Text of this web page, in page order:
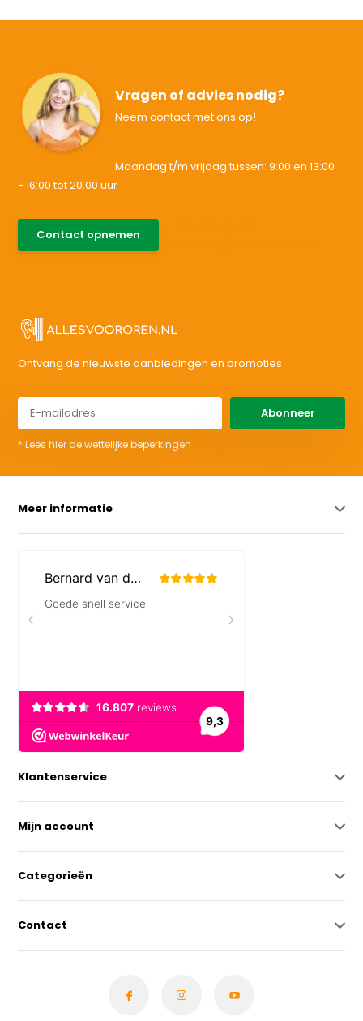
Vragen of advies nodig?
Neem contact met ons op!
Maandag t/m vrijdag tussen: 9:00 en 13:00
- 16:00 tot 20.00 uur
Contact opnemen
Ontvang de nieuwste aanbiedingen en promoties
Abonneer
* Lees hier de wettelijke beperkingen
Meer informatie
Klantenservice
Mijn account
Categorieën
Contact